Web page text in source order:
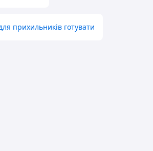
прихильників готувати